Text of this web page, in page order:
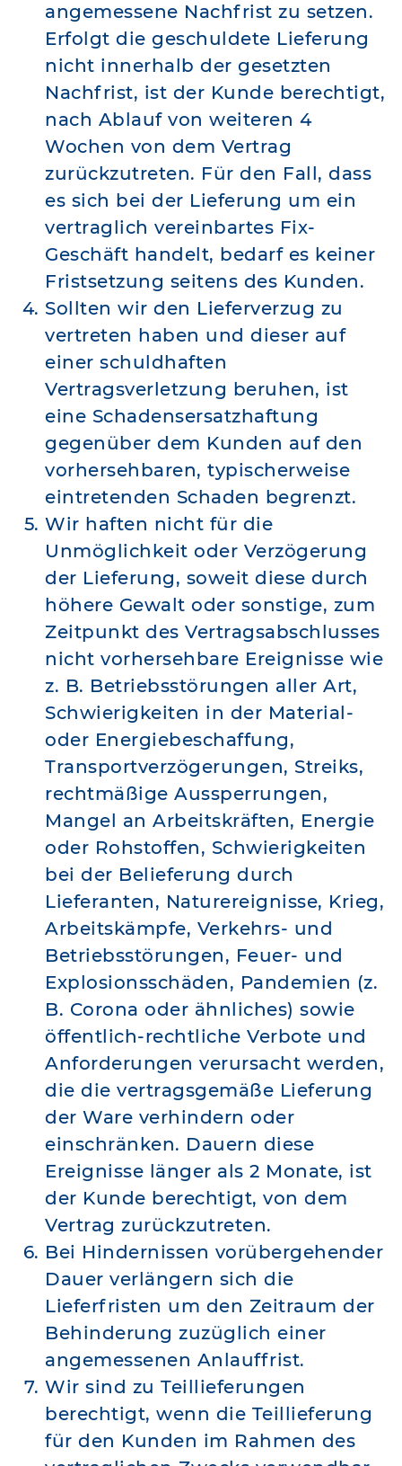
angemessene Nachfrist zu setzen.
Erfolgt die geschuldete Lieferung
nicht innerhalb der gesetzten
Nachfrist, ist der Kunde berechtigt,
nach Ablauf von weiteren 4
Wochen von dem Vertrag
zurückzutreten. Für den Fall, dass
es sich bei der Lieferung um ein
vertraglich vereinbartes Fix-
Geschäft handelt, bedarf es keiner
Fristsetzung seitens des Kunden.
Sollten wir den Lieferverzug zu
vertreten haben und dieser auf
einer schuldhaften
Vertragsverletzung beruhen, ist
eine Schadensersatzhaftung
gegenüber dem Kunden auf den
vorhersehbaren, typischerweise
eintretenden Schaden begrenzt.
Wir haften nicht für die
Unmöglichkeit oder Verzögerung
der Lieferung, soweit diese durch
höhere Gewalt oder sonstige, zum
Zeitpunkt des Vertragsabschlusses
nicht vorhersehbare Ereignisse wie
z. B. Betriebsstörungen aller Art,
Schwierigkeiten in der Material-
oder Energiebeschaffung,
Transportverzögerungen, Streiks,
rechtmäßige Aussperrungen,
Mangel an Arbeitskräften, Energie
oder Rohstoffen, Schwierigkeiten
bei der Belieferung durch
Lieferanten, Naturereignisse, Krieg,
Arbeitskämpfe, Verkehrs- und
Betriebsstörungen, Feuer- und
Explosionsschäden, Pandemien (z.
B. Corona oder ähnliches) sowie
öffentlich-rechtliche Verbote und
Anforderungen verursacht werden,
die die vertragsgemäße Lieferung
der Ware verhindern oder
einschränken. Dauern diese
Ereignisse länger als 2 Monate, ist
der Kunde berechtigt, von dem
Vertrag zurückzutreten.
Bei Hindernissen vorübergehender
Dauer verlängern sich die
Lieferfristen um den Zeitraum der
Behinderung zuzüglich einer
angemessenen Anlauffrist.
Wir sind zu Teillieferungen
berechtigt, wenn die Teillieferung
für den Kunden im Rahmen des